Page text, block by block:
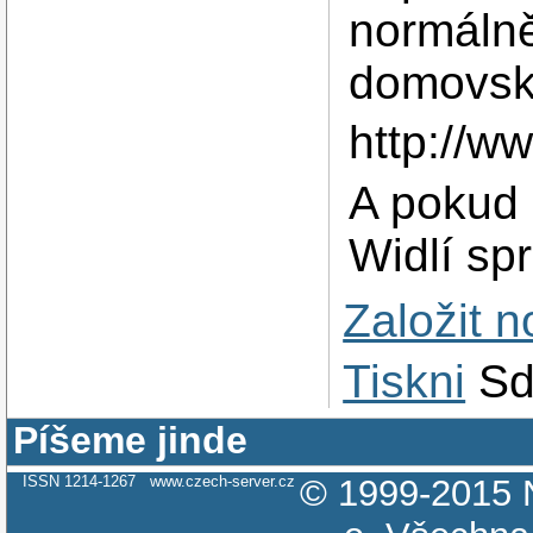
http://
A
Widlí
Založit
Tiskni
Píšeme jinde
ISSN 1214-1267 www.czech-server.cz © 1999-2015